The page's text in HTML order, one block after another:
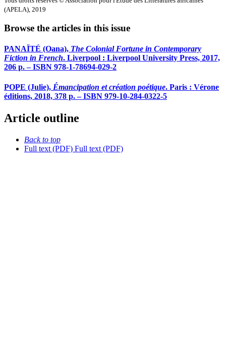
(APELA), 2019
Browse the articles in this issue
PANAÏTÉ (Oana), The Colonial Fortune in Contemporary
Fiction in French. Liverpool : Liverpool University Press, 2017,
206 p. – ISBN 978-1-78694-029-2
POPE (Julie), Émancipation et création poétique. Paris : Vérone
éditions, 2018, 378 p. – ISBN 979-10-284-0322-5
Article outline
Back to top
Full text (PDF) Full text (PDF)